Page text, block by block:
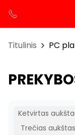
Titulinis PC